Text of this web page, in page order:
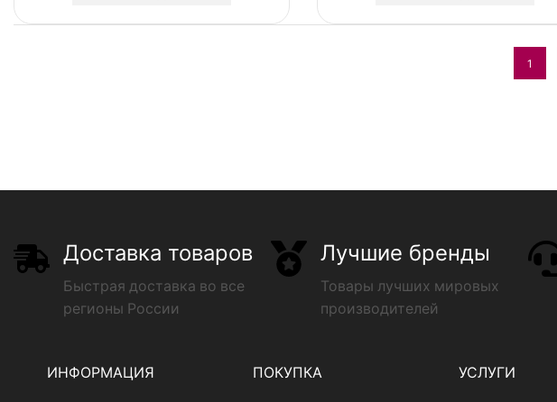
1
Доставка товаров
Быстрая доставка во все
регионы России
Лучшие бренды
Товары лучших мировых
производителей
ИНФОРМАЦИЯ ПОКУПКА УСЛУГИ